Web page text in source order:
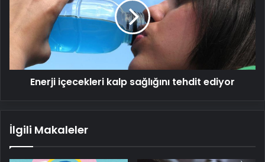
sağlığını
tehdit
ediyor
Enerji içecekleri kalp sağlığını tehdit ediyor
İlgili Makaleler